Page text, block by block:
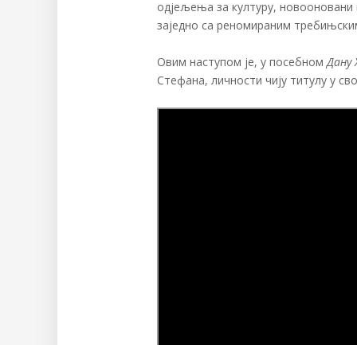
одјељења за културу,
заједно са реномираним
Овим наступом је, у посебномДану
Стефана, личности чију титулу у